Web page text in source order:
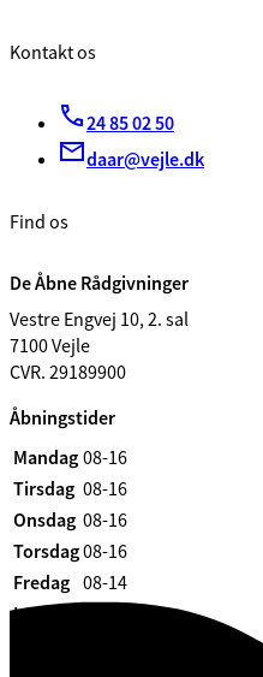
Kontakt os
24 85 02 50
daar@vejle.dk
Find os
De Åbne Rådgivninger
Vestre Engvej 10, 2. sal
7100 Vejle
CVR. 29189900
Åbningstider
Mandag 08-16
Tirsdag 08-16
Onsdag 08-16
Torsdag08-16
Fredag 08-14
Lørdag